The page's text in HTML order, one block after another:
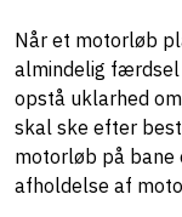
Når et motorløb
almindelig
opstå uklarhed
skal ske efter
motorløb på
afholdelse af